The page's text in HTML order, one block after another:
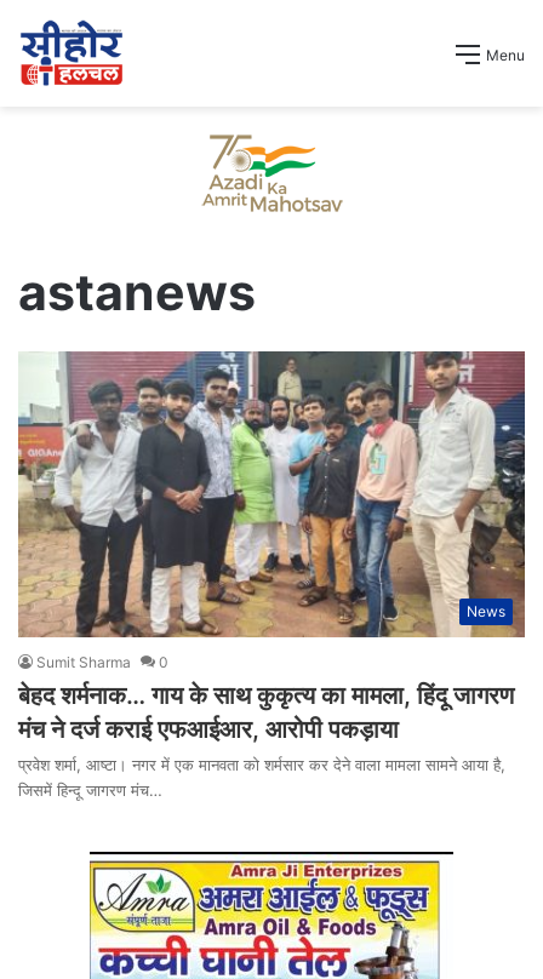
Menu
astanews
News
Sumit Sharma 0
बेहद शर्मनाक… गाय के साथ कुकृत्य का मामला, हिंदू जागरण
मंच ने दर्ज कराई एफआईआर, आरोपी पकड़ाया
प्रवेश शर्मा, आष्टा। नगर में एक मानवता को शर्मसार कर देने वाला मामला सामने आया है,
जिसमें हिन्दू जागरण मंच…